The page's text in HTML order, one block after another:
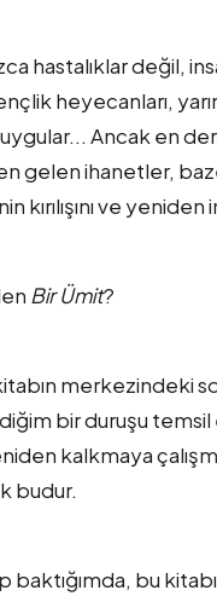
hastalıklar değil,
heyecanları,
Ancak en
gelen ihanetler,
kırılışını ve yeniden
Bir Ümit?
merkezindeki
bir duruşu
kalkmaya
budur.
bu